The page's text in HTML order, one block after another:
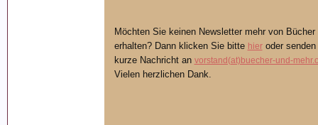
Möchten Sie keinen Newsletter mehr von
erhalten? Dann klicken Sie bitte hieroder senden
kurze Nachricht an vorstand(at)buecher-und-
Vielen herzlichen Dank.